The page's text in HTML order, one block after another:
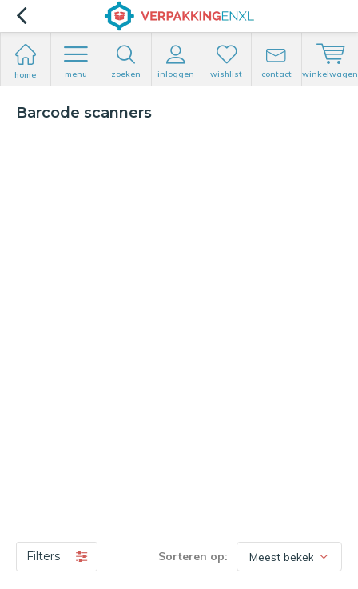
home menu zoeken inloggen wishlist contact winkelwagen
Barcode scanners
Filters Sorteren op: